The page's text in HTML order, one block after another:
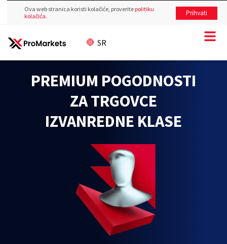
SR
PREMIUM POGODNOSTI
ZA TRGOVCE
IZVANREDNE KLASE
Ova web stranica koristi kolačiće, proverite politiku
kolačića. Prihvati